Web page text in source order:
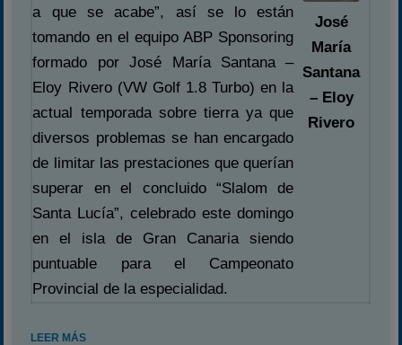
a que se acabe”, así se lo están
tomando en el equipo ABP Sponsoring
formado por José María Santana –
Eloy Rivero (VW Golf 1.8 Turbo) en la
actual temporada sobre tierra ya que
diversos problemas se han encargado
de limitar las prestaciones que querían
superar en el concluido “Slalom de
Santa Lucía”, celebrado este domingo
en el isla de Gran Canaria siendo
puntuable para el Campeonato
Provincial de la especialidad.
José
María
Santana
– Eloy
Rivero
LEER MÁS